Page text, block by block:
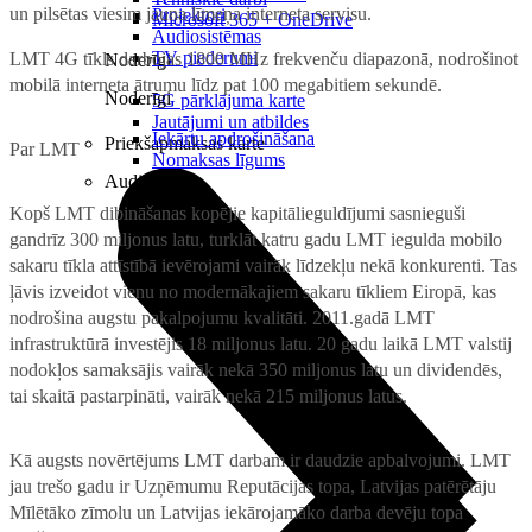
Microsoft 365 + OneDrive
Noderīgi
5G pārklājuma karte
Jautājumi un atbildes
Priekšapmaksas karte
Projektori
Audiosistēmas
TV piederumi
Noderīgi
Iekārtu apdrošināšana
Nomaksas līgums
Audio
un pilsētas viesim jauna līmeņa interneta servisu.
LMT 4G tīkls darbojas 1800 MHz frekvenču diapazonā, nodrošinot
mobilā interneta ātrumu līdz pat 100 megabitiem sekundē.
Par LMT
Kopš LMT dibināšanas kopējie kapitālieguldījumi sasnieguši
gandrīz 300 miljonus latu, turklāt katru gadu LMT iegulda mobilo
sakaru tīkla attīstībā ievērojami vairāk līdzekļu nekā konkurenti. Tas
ļāvis izveidot vienu no modernākajiem sakaru tīkliem Eiropā, kas
nodrošina augstu pakalpojumu kvalitāti. 2011.gadā LMT
infrastruktūrā investējis 18 miljonus latu. 20 gadu laikā LMT valstij
nodokļos samaksājis vairāk nekā 350 miljonus latu un dividendēs,
tai skaitā pastarpināti, vairāk nekā 215 miljonus latus.
Kā augsts novērtējums LMT darbam ir daudzie apbalvojumi. LMT
jau trešo gadu ir Uzņēmumu Reputācijas topa, Latvijas patērētāju
Mīlētāko zīmolu un Latvijas iekārojamāko darba devēju topa